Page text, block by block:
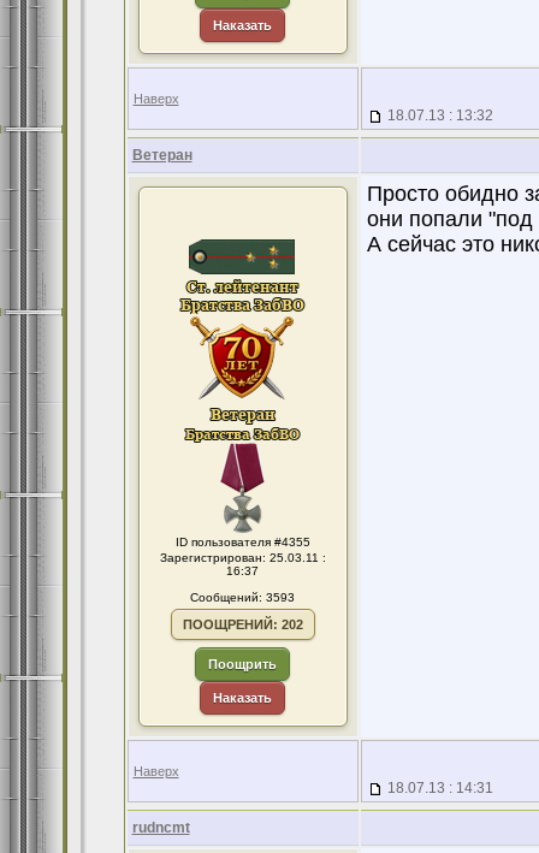
Наказать
Наверх
18.07.13 : 13:32
Ветеран
ID пользователя #4355
Зарегистрирован: 25.03.11 :
16:37
Сообщений: 3593
ПООЩРЕНИЙ: 202
Поощрить
Наказать
Просто обидно
они попали "под
А сейчас это
Наверх
18.07.13 : 14:31
rudncmt